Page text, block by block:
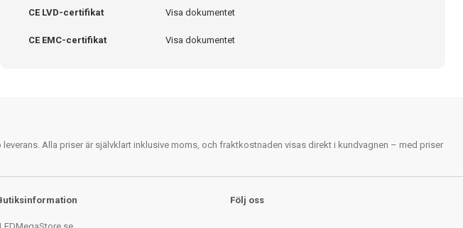
CE LVD-certifikat Visa dokumentet
CE EMC-certifikat Visa dokumentet
Alla priser är självklart inklusive moms, och fraktkostnaden visas direkt i kundvagnen – med priser
Följ oss